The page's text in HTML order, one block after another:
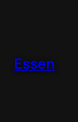
Essen